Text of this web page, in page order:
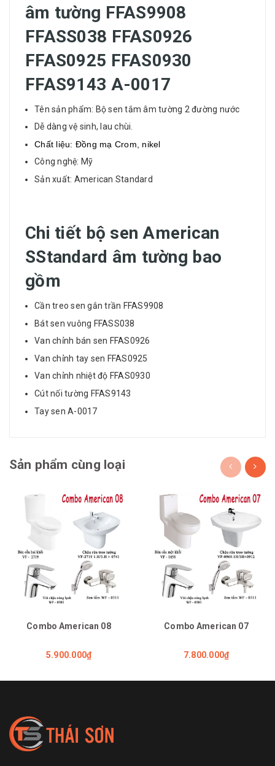
âm tường FFAS9908
FFASS038 FFAS0926
FFAS0925 FFAS0930
FFAS9143 A-0017
Tên sản phẩm: Bộ sen tắm âm tường 2 đường nước
Dễ dàng vệ sinh, lau chùi.
Chất liệu: Đồng mạ Crom, nikel
Công nghệ: Mỹ
Sản xuất: American Standard
Chi tiết bộ sen American
SStandard âm tường bao
gồm
Cần treo sen gắn trần FFAS9908
Bát sen vuông FFASS038
Van chỉnh bán sen FFAS0926
Van chỉnh tay sen FFAS0925
Van chỉnh nhiệt độ FFAS0930
Cút nối tường FFAS9143
Tay sen A-0017
Sản phẩm cùng loại
Combo American 08
5.900.000₫
Combo American 07
7.800.000₫